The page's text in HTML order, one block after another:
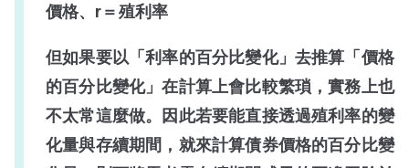
價格、r＝殖利率
但如果要以「利率的百分比變化」去推算「價格
的百分比變化」在計算上會比較繁瑣，實務上也
不太常這麼做。因此若要能直接透過殖利率的變
化量與存續期間，就來計算債券價格的百分比變